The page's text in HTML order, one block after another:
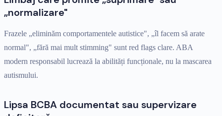
„normalizare"
Frazele „eliminăm comportamentele autistice", „îl facem să arate
normal", „fără mai mult stimming" sunt red flags clare. ABA
modern responsabil lucrează la abilități funcționale, nu la mascarea
autismului.
Lipsa BCBA documentat sau supervizare